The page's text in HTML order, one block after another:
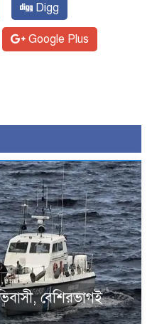
Digg
Google Plus
বেশিরভাগই